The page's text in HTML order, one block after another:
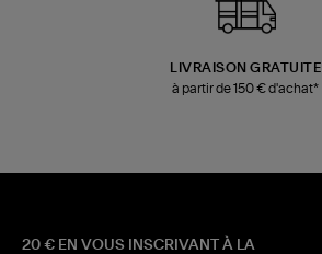
LIVRAISON GRATUITE
à partir de 150 € d'achat*
20 € EN VOUS INSCRIVANT À LA